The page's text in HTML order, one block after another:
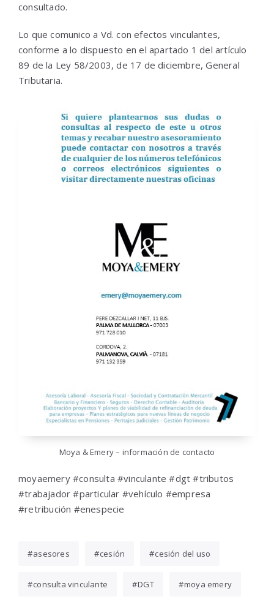
consultado.
Lo que comunico a Vd. con efectos vinculantes,
conforme a lo dispuesto en el apartado 1 del artículo
89 de la Ley 58/2003, de 17 de diciembre, General
Tributaria.
Moya & Emery – información de contacto
moyaemery #consulta #vinculante #dgt #tributos
#trabajador #particular #vehículo #empresa
#retribución #enespecie
asesores cesión cesión del uso
consulta vinculante DGT moya emery